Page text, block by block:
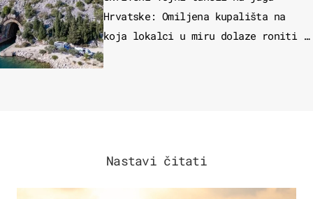
Hrvatske: Omiljena kupališta na
koja lokalci u miru dolaze roniti i
Nastavi čitati